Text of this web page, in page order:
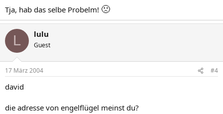
Tja, hab das selbe Probelm! 🙁
L lulu
Guest
17 März 2004 #4
david
die adresse von engelflügel meinst du?